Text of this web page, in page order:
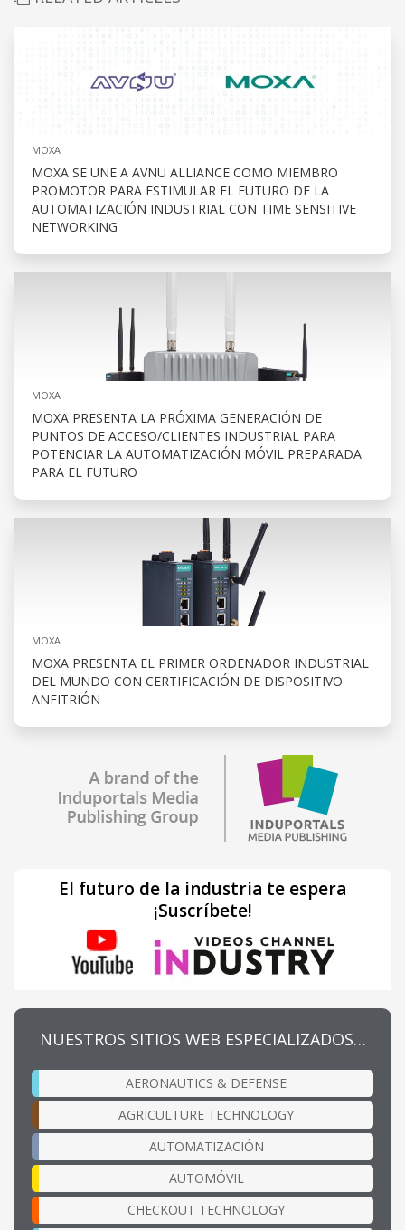
MOXA
MOXA SE UNE A AVNU ALLIANCE COMO MIEMBRO
PROMOTOR PARA ESTIMULAR EL FUTURO DE LA
AUTOMATIZACIÓN INDUSTRIAL CON TIME SENSITIVE
NETWORKING
MOXA
MOXA PRESENTA LA PRÓXIMA GENERACIÓN DE
PUNTOS DE ACCESO/CLIENTES INDUSTRIAL PARA
POTENCIAR LA AUTOMATIZACIÓN MÓVIL PREPARADA
PARA EL FUTURO
MOXA
MOXA PRESENTA EL PRIMER ORDENADOR INDUSTRIAL
DEL MUNDO CON CERTIFICACIÓN DE DISPOSITIVO
ANFITRIÓN
El futuro de la industria te espera
¡Suscríbete!
NUESTROS SITIOS WEB ESPECIALIZADOS…
AERONAUTICS & DEFENSE
AGRICULTURE TECHNOLOGY
AUTOMATIZACIÓN
AUTOMÓVIL
CHECKOUT TECHNOLOGY